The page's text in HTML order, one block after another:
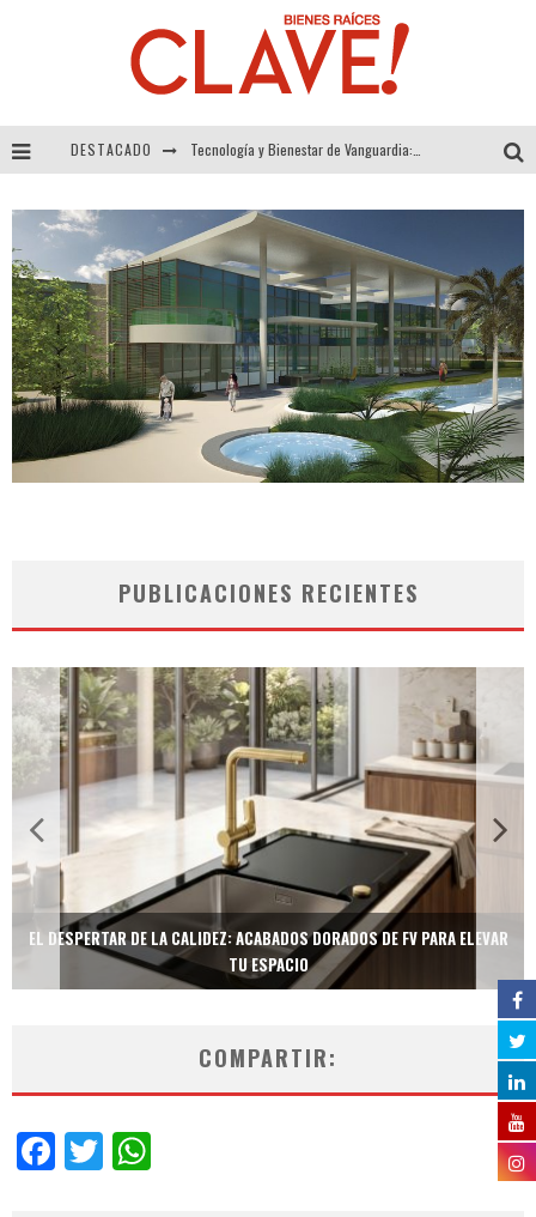
DESTACADO
El Despertar de la Calidez: Acabados Dorados de FV para Elevar tu Espacio
PUBLICACIONES RECIENTES
EL DESPERTAR DE LA CALIDEZ: ACABADOS DORADOS DE FV PARA ELEVAR
TU ESPACIO
COMPARTIR:
Facebook
Twitter